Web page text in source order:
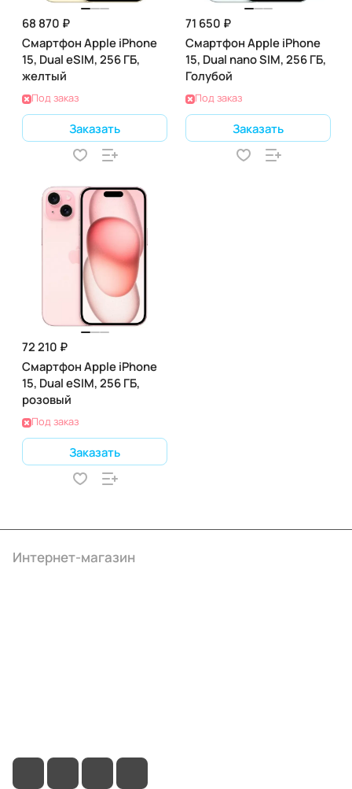
68 870 ₽
Смартфон Apple iPhone
15, Dual eSIM, 256 ГБ,
желтый
Под заказ
Заказать
71 650 ₽
Смартфон Apple iPhone
15, Dual nano SIM, 256 ГБ,
Голубой
Под заказ
Заказать
72 210 ₽
Смартфон Apple iPhone
15, Dual eSIM, 256 ГБ,
розовый
Под заказ
Заказать
Интернет-магазин